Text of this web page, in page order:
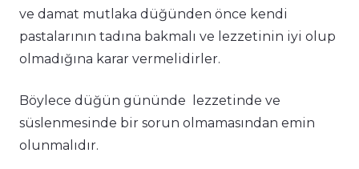
ve damat mutlaka düğünden önce kendi
pastalarının tadına bakmalı ve lezzetinin iyi olup
olmadığına karar vermelidirler.
Böylece düğün gününde lezzetinde ve
süslenmesinde bir sorun olmamasından emin
olunmalıdır.